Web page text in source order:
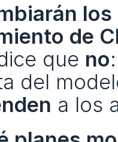
de
que no
del
a los